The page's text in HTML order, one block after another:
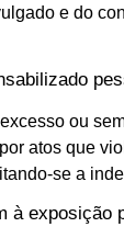
e do
ou
atos que
se a
à exposição